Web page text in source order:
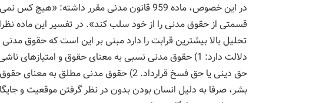
در این خصوص، ماده 959 قانون مدنی مقرر داشته:
قسمتی از حقوق مدنی را از خود سلب کند». در تفسیر این ماده
تحلیل بالا بیشترین قرابت را دارد مبنی بر این است که حقوق
دلالت دارد: 1) حقوق مدنی نسبی به معنای حقوق و
حق دینی یا حق فسخ قرارداد. 2) حقوق مدنی
بشر، صرفا به دلیل انسان بودن بدون در نظر گرفتن موقعیت و